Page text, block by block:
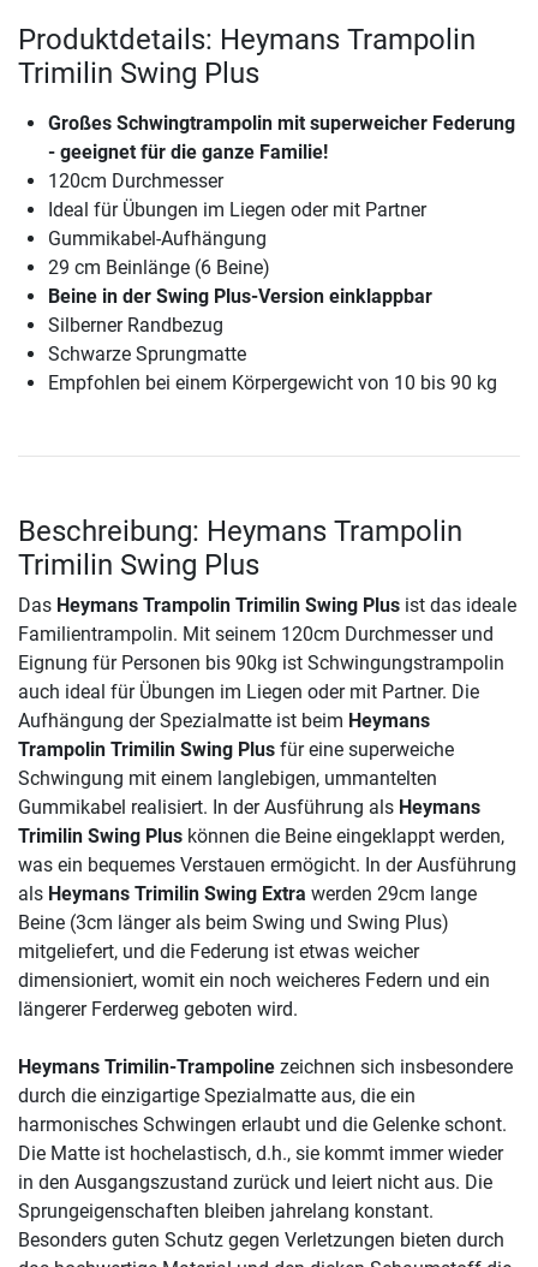
Produktdetails: Heymans Trampolin
Trimilin Swing Plus
Großes Schwingtrampolin mit superweicher Federung
- geeignet für die ganze Familie!
120cm Durchmesser
Ideal für Übungen im Liegen oder mit Partner
Gummikabel-Aufhängung
29 cm Beinlänge (6 Beine)
Beine in der Swing Plus-Version einklappbar
Silberner Randbezug
Schwarze Sprungmatte
Empfohlen bei einem Körpergewicht von 10 bis 90 kg
Beschreibung: Heymans Trampolin
Trimilin Swing Plus
Das Heymans Trampolin Trimilin Swing Plus ist das ideale
Familientrampolin. Mit seinem 120cm Durchmesser und
Eignung für Personen bis 90kg ist Schwingungstrampolin
auch ideal für Übungen im Liegen oder mit Partner. Die
Aufhängung der Spezialmatte ist beim Heymans
Trampolin Trimilin Swing Plus für eine superweiche
Schwingung mit einem langlebigen, ummantelten
Gummikabel realisiert. In der Ausführung als Heymans
Trimilin Swing Plus können die Beine eingeklappt werden,
was ein bequemes Verstauen ermögicht. In der Ausführung
als Heymans Trimilin Swing Extra werden 29cm lange
Beine (3cm länger als beim Swing und Swing Plus)
mitgeliefert, und die Federung ist etwas weicher
dimensioniert, womit ein noch weicheres Federn und ein
längerer Ferderweg geboten wird.
Heymans Trimilin-Trampoline zeichnen sich insbesondere
durch die einzigartige Spezialmatte aus, die ein
harmonisches Schwingen erlaubt und die Gelenke schont.
Die Matte ist hochelastisch, d.h., sie kommt immer wieder
in den Ausgangszustand zurück und leiert nicht aus. Die
Sprungeigenschaften bleiben jahrelang konstant.
Besonders guten Schutz gegen Verletzungen bieten durch